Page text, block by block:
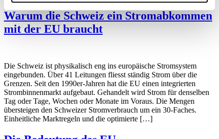
Warum die Schweiz ein Stromabkommen
mit der EU braucht
Die Schweiz ist physikalisch eng ins europäische Stromsystem
eingebunden. Über 41 Leitungen fliesst ständig Strom über die
Grenzen. Seit den 1990er-Jahren hat die EU einen integrierten
Strombinnenmarkt aufgebaut. Gehandelt wird Strom für denselben
Tag oder Tage, Wochen oder Monate im Voraus. Die Mengen
übersteigen den Schweizer Stromverbrauch um ein 30-Faches.
Einheitliche Marktregeln und die optimierte […]